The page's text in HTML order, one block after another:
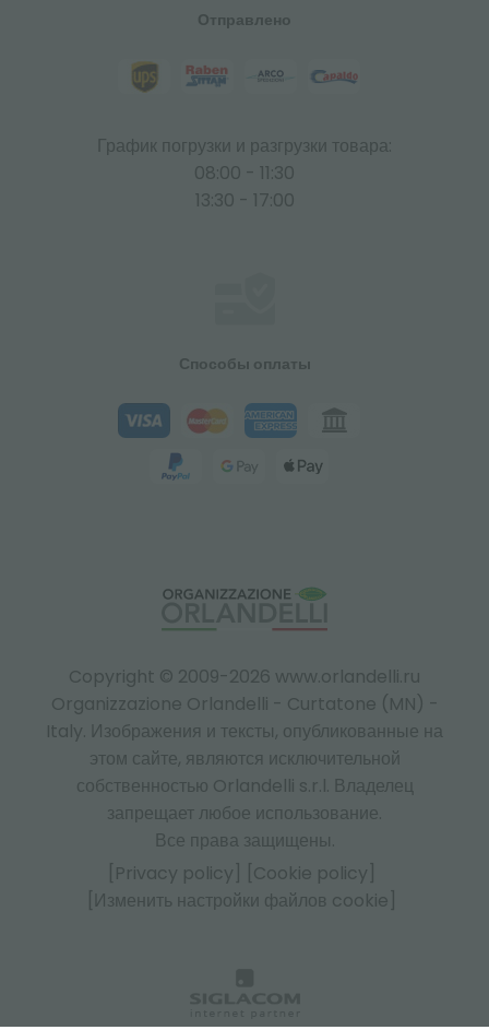
Copyright © 2009-2026 www.orlandelli.ru
Organizzazione Orlandelli - Curtatone (MN) -
Italy. Изображения и тексты, опубликованные на
этом сайте, являются исключительной
собственностью Orlandelli s.r.l. Владелец
запрещает любое использование.
Все права защищены.
[Privacy policy]
[Cookie policy]
[Изменить настройки файлов cookie]
Отправлено
График погрузки и разгрузки товара:
08:00 - 11:30
13:30 - 17:00
Способы оплаты